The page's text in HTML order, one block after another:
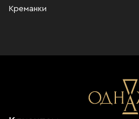
Креманки